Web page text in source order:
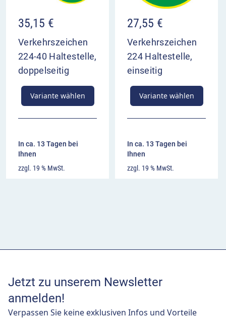
35,15 €
Verkehrszeichen
224-40 Haltestelle,
doppelseitig
Variante wählen
In ca. 13 Tagen bei
Ihnen
zzgl. 19 % MwSt.
27,55 €
Verkehrszeichen
224 Haltestelle,
einseitig
Variante wählen
In ca. 13 Tagen bei
Ihnen
zzgl. 19 % MwSt.
Jetzt zu unserem Newsletter
anmelden!
Verpassen Sie keine exklusiven Infos und Vorteile